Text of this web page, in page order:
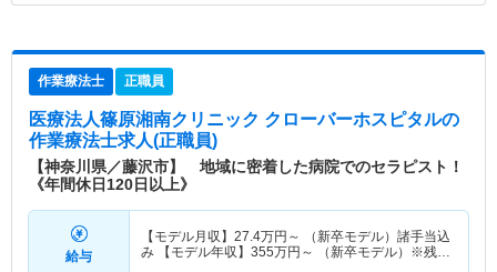
作業療法士 正職員
医療法人篠原湘南クリニック クローバーホスピタルの
作業療法士求人(正職員)
【神奈川県／藤沢市】 地域に密着した病院でのセラピスト！
《年間休日120日以上》
給与
【モデル月収】 27.4万円～
（新卒モデル）諸手当込
み 【モデル年収】 355万円～
（新卒モデル）※残業